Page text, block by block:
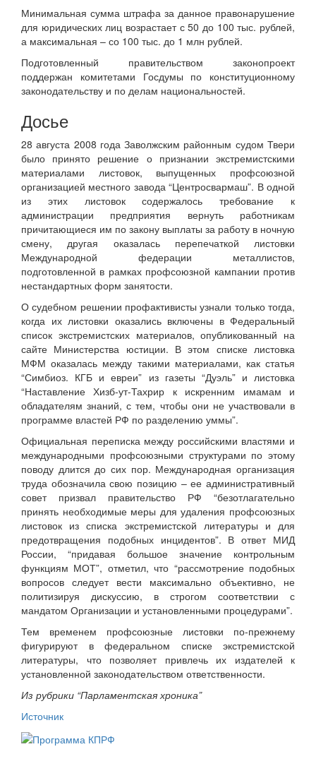
Минимальная сумма штрафа за данное правонарушение
для юридических лиц возрастает с 50 до 100 тыс. рублей,
а максимальная – со 100 тыс. до 1 млн рублей.
Подготовленный правительством законопроект
поддержан комитетами Госдумы по конституционному
законодательству и по делам национальностей.
Досье
28 августа 2008 года Заволжским районным судом Твери
было принято решение о признании экстремистскими
материалами листовок, выпущенных профсоюзной
организацией местного завода “Центросвармаш”. В одной
из этих листовок содержалось требование к
администрации предприятия вернуть работникам
причитающиеся им по закону выплаты за работу в ночную
смену, другая оказалась перепечаткой листовки
Международной федерации металлистов,
подготовленной в рамках профсоюзной кампании против
нестандартных форм занятости.
О судебном решении профактивисты узнали только тогда,
когда их листовки оказались включены в Федеральный
список экстремистских материалов, опубликованный на
сайте Министерства юстиции. В этом списке листовка
МФМ оказалась между такими материалами, как статья
“Симбиоз. КГБ и евреи” из газеты “Дуэль” и листовка
“Наставление Хизб-ут-Тахрир к искренним имамам и
обладателям знаний, с тем, чтобы они не участвовали в
программе властей РФ по разделению уммы”.
Официальная переписка между российскими властями и
международными профсоюзными структурами по этому
поводу длится до сих пор. Международная организация
труда обозначила свою позицию – ее административный
совет призвал правительство РФ “безотлагательно
принять необходимые меры для удаления профсоюзных
листовок из списка экстремистской литературы и для
предотвращения подобных инцидентов”. В ответ МИД
России, “придавая большое значение контрольным
функциям МОТ”, отметил, что “рассмотрение подобных
вопросов следует вести максимально объективно, не
политизируя дискуссию, в строгом соответствии с
мандатом Организации и установленными процедурами”.
Тем временем профсоюзные листовки по-прежнему
фигурируют в федеральном списке экстремистской
литературы, что позволяет привлечь их издателей к
установленной законодательством ответственности.
Из рубрики “Парламентская хроника”
Источник